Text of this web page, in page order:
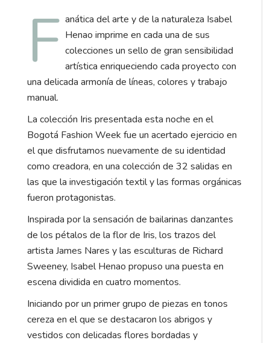
F anática del arte y de la naturaleza Isabel
Henao imprime en cada una de sus
colecciones un sello de gran sensibilidad
artística enriqueciendo cada proyecto con
una delicada armonía de líneas, colores y trabajo
manual.
La colección Iris presentada esta noche en el
Bogotá Fashion Week fue un acertado ejercicio en
el que disfrutamos nuevamente de su identidad
como creadora, en una colección de 32 salidas en
las que la investigación textil y las formas orgánicas
fueron protagonistas.
Inspirada por la sensación de bailarinas danzantes
de los pétalos de la flor de Iris, los trazos del
artista James Nares y las esculturas de Richard
Sweeney, Isabel Henao propuso una puesta en
escena dividida en cuatro momentos.
Iniciando por un primer grupo de piezas en tonos
cereza en el que se destacaron los abrigos y
vestidos con delicadas flores bordadas y